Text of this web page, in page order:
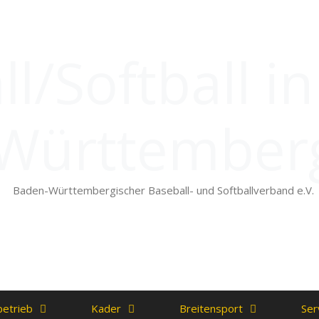
Baden-Württembergischer Baseball- und Softballverband e.V.
Kader Breitensport